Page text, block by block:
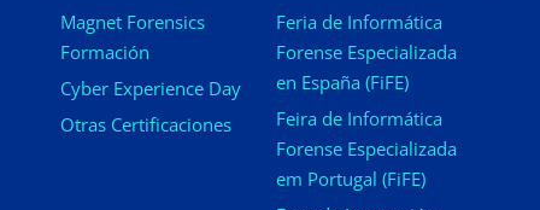
Magnet Forensics
Formación
Cyber Experience Day
Otras Certificaciones
Feria de Informática
Forense Especializada
en España (FiFE)
Feira de Informática
Forense Especializada
em Portugal (FiFE)